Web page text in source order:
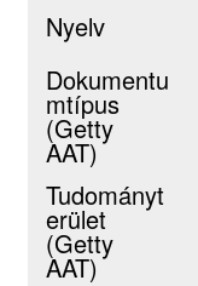
Nyelv
Dokumentu
mtípus
(Getty
AAT)
Tudományt
erület
(Getty
AAT)